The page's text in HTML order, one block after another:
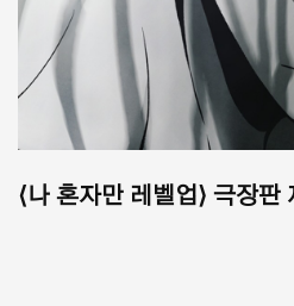
⟨나 혼자만 레벨업⟩ 극장판